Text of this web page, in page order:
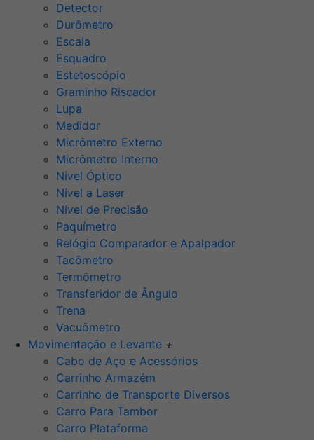
Detector
Durômetro
Escala
Esquadro
Estetoscópio
Graminho Riscador
Lupa
Medidor
Micrômetro Externo
Micrômetro Interno
Nivel Óptico
Nível a Laser
Nível de Precisão
Paquímetro
Relógio Comparador e Apalpador
Tacômetro
Termômetro
Transferidor de Ângulo
Trena
Vacuômetro
Movimentação e Levante +
Cabo de Aço e Acessórios
Carrinho Armazém
Carrinho de Transporte Diversos
Carro Para Tambor
Carro Plataforma